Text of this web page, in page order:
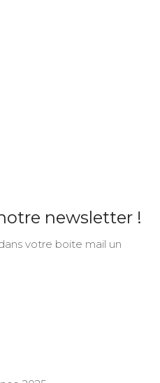
newsletter !
votre boite mail un